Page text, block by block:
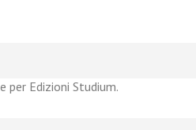
per Edizioni Studium.